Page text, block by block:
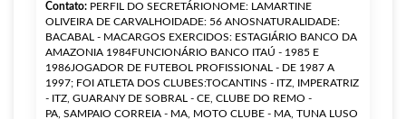
Contato: PERFIL DO SECRETÁRIONOME: LAMARTINE
OLIVEIRA DE CARVALHOIDADE: 56 ANOSNATURALIDADE:
BACABAL - MACARGOS EXERCIDOS: ESTAGIÁRIO BANCO DA
AMAZONIA 1984FUNCIONÁRIO BANCO ITAÚ - 1985 E
1986JOGADOR DE FUTEBOL PROFISSIONAL - DE 1987 A
1997; FOI ATLETA DOS CLUBES:TOCANTINS - ITZ, IMPERATRIZ
- ITZ, GUARANY DE SOBRAL - CE, CLUBE DO REMO -
PA, SAMPAIO CORREIA - MA, MOTO CLUBE - MA, TUNA LUSO